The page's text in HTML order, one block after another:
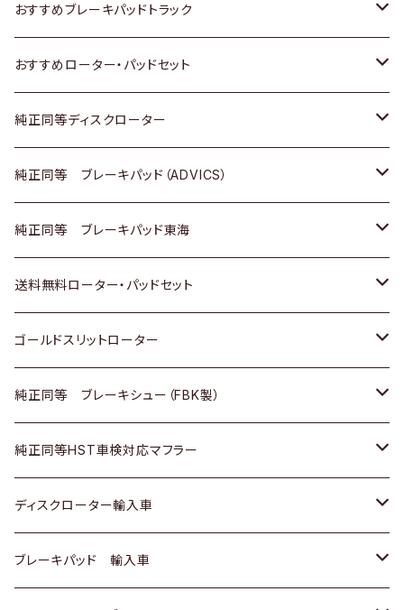
いすゞ
ダイハツ
マツダ
三菱
スバル
日野
三菱ふそう
ＢＭＷ
日産
いすゞ
ダイハツ
マツダ
三菱
日野
三菱ふそう
日産
いすゞ
ダイハツ
三菱
日野
三菱ふそう
その他
ホンダ
スズキ
日産
ダイハツ
マツダ
三菱
スバル
トヨタ
ホンダ
スズキ
日産
いすゞ
ダイハツ
マツダ
三菱
スバル
おすすめブレーキパッドトラック
トヨタ
日産
いすゞ
ダイハツ
マツダ
三菱
おすすめローター・パッドセット
トヨタ
ホンダ
スズキ
日産
ダイハツ
マツダ
三菱
スバル
純正同等ディスクローター
トヨタ
ホンダ
スズキ
日産
いすゞ
ダイハツ
マツダ
三菱
純正同等 ブレーキパッド（ADVICS）
トヨタ
ホンダ
スズキ
日産
ダイハツ
マツダ
三菱
純正同等 ブレーキパッド東海
トヨタ
ホンダ
日産
いすゞ
ダイハツ
マツダ
送料無料ローター・パッドセット
トヨタ
ホンダ
スズキ
日産
ダイハツ
ゴールドスリットローター
トヨタ
ホンダ
スズキ
日産
純正同等 ブレーキシュー（FBK製）
ホンダ
スズキ
日産
純正同等HST車検対応マフラー
トヨタ
ホンダ
ディスクローター輸入車
ＡＵＤＩ
ブレーキパッド 輸入車